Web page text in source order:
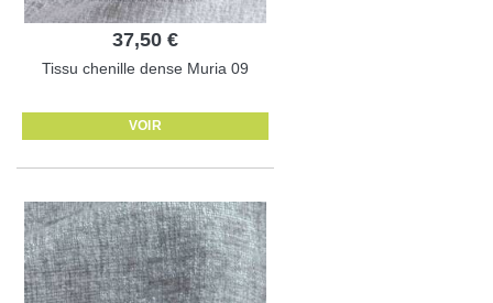
37,50 €
Tissu chenille dense Muria 09
VOIR